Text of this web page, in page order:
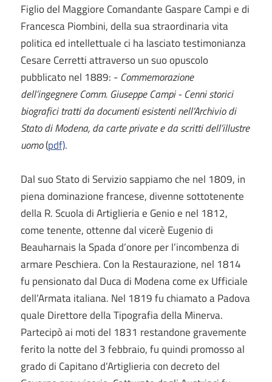
Figlio del Maggiore Comandante Gaspare Campi e di
Francesca Piombini, della sua straordinaria vita
politica ed intellettuale ci ha lasciato testimonianza
Cesare Cerretti attraverso un suo opuscolo
pubblicato nel 1889: - Commemorazione
dell’ingegnere Comm. Giuseppe Campi - Cenni storici
biografici tratti da documenti esistenti nell’Archivio di
Stato di Modena, da carte private e da scritti dell’illustre
uomo(pdf).
Dal suo Stato di Servizio sappiamo che nel 1809, in
piena dominazione francese, divenne sottotenente
della R. Scuola di Artiglieria e Genio e nel 1812,
come tenente, ottenne dal vicerè Eugenio di
Beauharnais la Spada d’onore per l’incombenza di
armare Peschiera. Con la Restaurazione, nel 1814
fu pensionato dal Duca di Modena come ex Ufficiale
dell’Armata italiana. Nel 1819 fu chiamato a Padova
quale Direttore della Tipografia della Minerva.
Partecipò ai moti del 1831 restandone gravemente
ferito la notte del 3 febbraio, fu quindi promosso al
grado di Capitano d’Artiglieria con decreto del